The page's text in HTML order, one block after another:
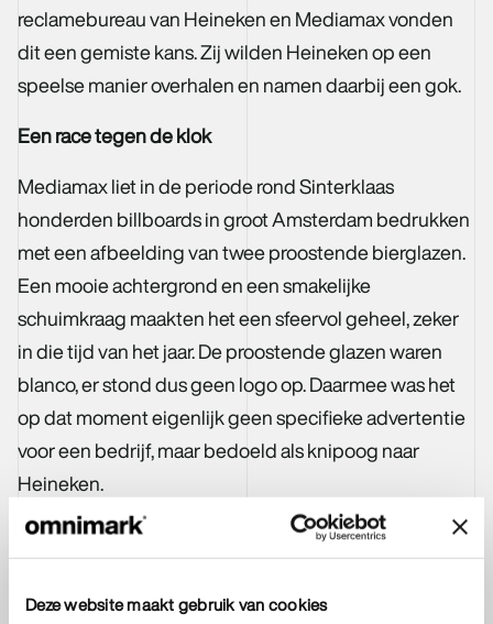
Deze website maakt gebruik van cookies
reclamebureau van Heineken en Mediamax vonden
dit een gemiste kans. Zij wilden Heineken op een
speelse manier overhalen en namen daarbij een gok.
Een race tegen de klok
Mediamax liet in de periode rond Sinterklaas
honderden billboards in groot Amsterdam bedrukken
met een afbeelding van twee proostende bierglazen.
Een mooie achtergrond en een smakelijke
schuimkraag maakten het een sfeervol geheel, zeker
in die tijd van het jaar. De proostende glazen waren
blanco, er stond dus geen logo op. Daarmee was het
op dat moment eigenlijk geen specifieke advertentie
voor een bedrijf, maar bedoeld als knipoog naar
Heineken.
Die Sinterklaasavond kregen we bij Omnimark een
telefoontje. Alfred Heineken had de billboards
opgemerkt en wilde hier Heineken-logo’s op hebben.